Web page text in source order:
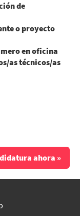
de
o proyecto
en oficina
as técnicos/as
ahora »